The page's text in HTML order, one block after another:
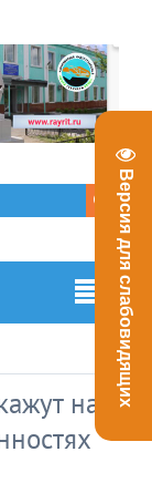
Версия для слабовидящих
на